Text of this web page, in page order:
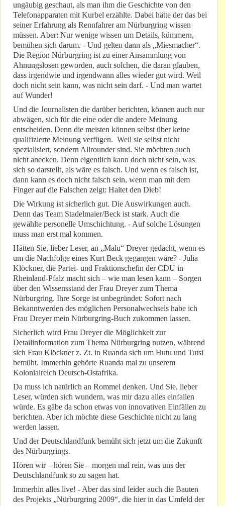
ungäubig geschaut, als man ihm die Geschichte von den
Telefonapparaten mit Kurbel erzählte. Dabei hätte der das bei
seiner Erfahrung als Rennfahrer am Nürburgring wissen
müssen. Aber: Nur wenige wissen um Details, kümmern,
bemühen sich darum. - Und gelten dann als „Miesmacher“.
Die Region Nürburgring ist zu einer Ansammlung von
Ahnungslosen geworden, auch solchen, die daran glauben,
dass irgendwie und irgendwann alles wieder gut wird. Weil
doch nicht sein kann, was nicht sein darf. - Und man wartet
auf Wunder!
Und die Journalisten die darüber berichten, können auch nur
abwägen, sich für die eine oder die andere Meinung
entscheiden. Denn die meisten können selbst über keine
qualifizierte Meinung verfügen. Weil sie selbst nicht
spezialisiert, sondern Allrounder sind. Sie möchten auch
nicht anecken. Denn eigentlich kann doch nicht sein, was
sich so darstellt, als wäre es falsch. Und wenn es falsch ist,
dann kann es doch nicht falsch sein, wenn man mit dem
Finger auf die Falschen zeigt: Haltet den Dieb!
Die Wirkung ist sicherlich gut. Die Auswirkungen auch.
Denn das Team Stadelmaier/Beck ist stark. Auch die
gewählte personelle Umschichtung. - Auf solche Lösungen
muss man erst mal kommen.
Hätten Sie, lieber Leser, an „Malu“ Dreyer gedacht, wenn es
um die Nachfolge eines Kurt Beck gegangen wäre? - Julia
Klöckner, die Partei- und Fraktionschefin der CDU in
Rheinland-Pfalz macht sich – wie man lesen kann – Sorgen
über den Wissensstand der Frau Dreyer zum Thema
Nürburgring. Ihre Sorge ist unbegründet: Sofort nach
Bekanntwerden des möglichen Personalwechsels habe ich
Frau Dreyer mein Nürburgring-Buch zukommen lassen.
Sicherlich wird Frau Dreyer die Möglichkeit zur
Detailinformation zum Thema Nürburgring nutzen, während
sich Frau Klöckner z. Zt. in Ruanda sich um Hutu und Tutsi
bemüht. Immerhin gehörte Ruanda mal zu unserem
Kolonialreich Deutsch-Ostafrika.
Da muss ich natürlich an Rommel denken. Und Sie, lieber
Leser, würden sich wundern, was mir dazu alles einfallen
würde. Es gäbe da schon etwas von innovativen Einfällen zu
berichten. Aber ich möchte diese Geschichte nicht zu lang
werden lassen.
Und der Deutschlandfunk bemüht sich jetzt um die Zukunft
des Nürburgrings.
Hören wir – hören Sie – morgen mal rein, was uns der
Deutschlandfunk so zu sagen hat.
Immerhin alles live! - Aber das sind leider auch die Bauten
des Projekts „Nürburgring 2009“, die hier in das Umfeld der